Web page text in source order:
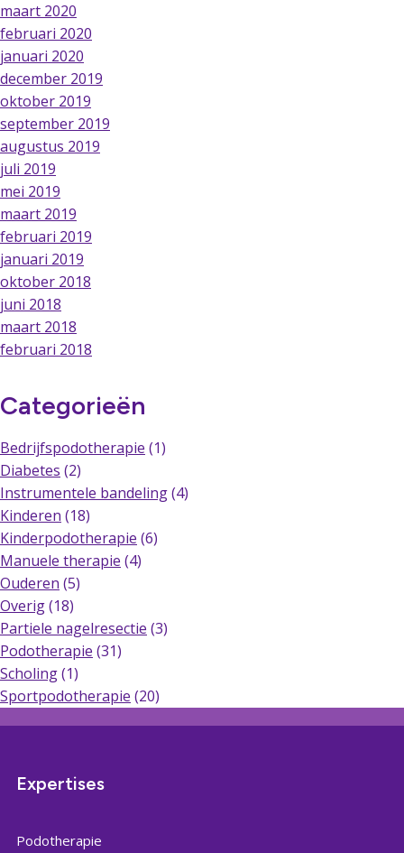
maart 2020
februari 2020
januari 2020
december 2019
oktober 2019
september 2019
augustus 2019
juli 2019
mei 2019
maart 2019
februari 2019
januari 2019
oktober 2018
juni 2018
maart 2018
februari 2018
Categorieën
Bedrijfspodotherapie (1)
Diabetes (2)
Instrumentele bandeling(4)
Kinderen (18)
Kinderpodotherapie (6)
Manuele therapie (4)
Ouderen (5)
Overig(18)
Partiele nagelresectie (3)
Podotherapie (31)
Scholing(1)
Sportpodotherapie (20)
Expertises
Podotherapie